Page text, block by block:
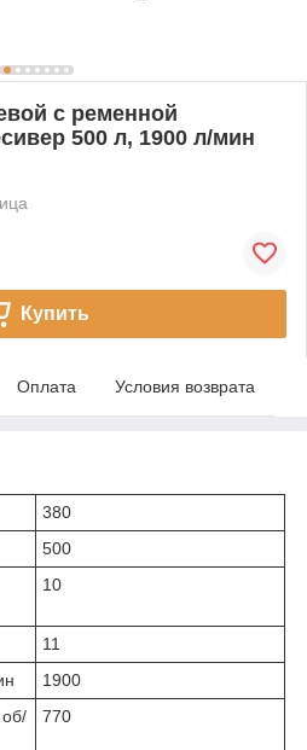
с ременной
500 л, 1900 л/мин
Купить
Оплата Условия возврата
380
500
10
11
1900
об/
770